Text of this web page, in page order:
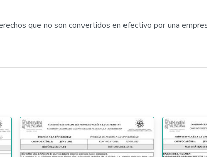
que no son convertidos en efectivo por una